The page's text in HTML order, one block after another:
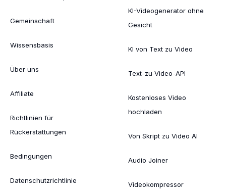
Gemeinschaft
Wissensbasis
Über uns
Affiliate
Richtlinien für
Rückerstattungen
Bedingungen
Datenschutzrichtlinie
KI-Videogenerator ohne
Gesicht
KI von Text zu Video
Text-zu-Video-API
Kostenloses Video
hochladen
Von Skript zu Video AI
Audio Joiner
Videokompressor